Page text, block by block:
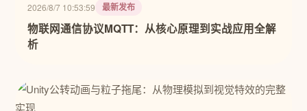
2026/8/7 10:53:59 最新发布
物联网通信协议MQTT：从核心原理到实战应用全解
析